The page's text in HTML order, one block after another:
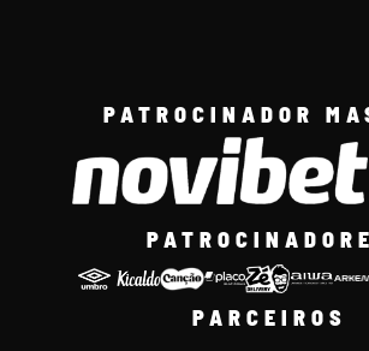
PATROCINADOR
PARCEIROS